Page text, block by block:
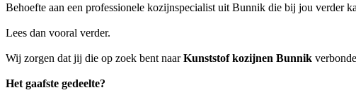
Behoefte aan een professionele kozijnspecialist uit Bunnik die bij jou verder
Lees dan vooral verder.
Wij zorgen dat jij die op zoek bent naarKunststof kozijnen Bunnik
Het gaafste gedeelte?